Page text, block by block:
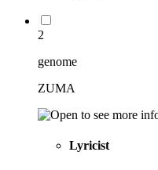
2
genome
ZUMA
Lyricist